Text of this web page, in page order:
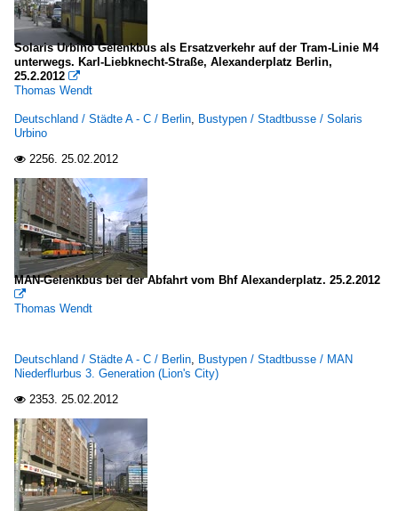
Solaris Urbino Gelenkbus als Ersatzverkehr auf der Tram-Linie M4
unterwegs. Karl-Liebknecht-Straße, Alexanderplatz Berlin,
25.2.2012 
Thomas Wendt
Deutschland / Städte A - C / Berlin, Bustypen / Stadtbusse / Solaris
Urbino
 2256. 25.02.2012
MAN-Gelenkbus bei der Abfahrt vom Bhf Alexanderplatz. 25.2.2012

Thomas Wendt
Deutschland / Städte A - C / Berlin, Bustypen / Stadtbusse / MAN
Niederflurbus 3. Generation (Lion's City)
 2353. 25.02.2012